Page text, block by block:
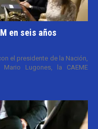
en seis años
el presidente de la Nación,
Lugones, la CAEME